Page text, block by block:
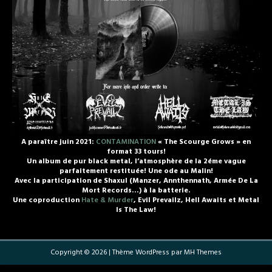
A paraître juin 2021: CONTAMINATION« The Scourge Grows » en
format 33 tours!
Un album de pur black metal, l’atmosphère de la 2éme vague
parfaitement restituée! Une ode au Malin!
Avec la participation de Shaxul (Manzer, Annthennath, Armée De La
Mort Records…) à la batterie.
Une coproduction Hate & Murder, Evil Prevailz, Hell Awaits et Metal
Is The Law!
Copyright © 2026 | Thème WordPress parMH Themes